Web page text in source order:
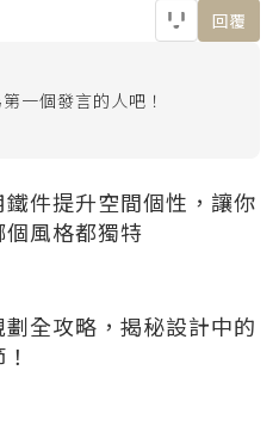
回覆
一個發言的人吧！
件提升空間個性，讓你
個風格都獨特
全攻略，揭秘設計中的